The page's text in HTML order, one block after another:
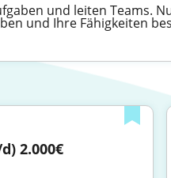
und leiten Teams.
und Ihre Fähigkeiten
2.000€